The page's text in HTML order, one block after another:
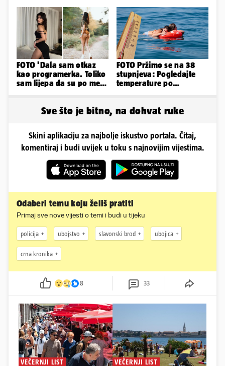
obline...
FOTO 'Dala sam otkaz
kao programerka. Toliko
sam lijepa da su po meni
FOTO Pržimo se na 38
stupnjeva: Pogledajte
temperature po
Sve što je bitno, na dohvat ruke
Skini aplikaciju za najbolje iskustvo portala. Čitaj,
komentiraj i budi uvijek u toku s najnovijim vijestima.
Odaberi temu koju želiš pratiti
Primaj sve nove vijesti o temi i budi u tijeku
policija ubojstvo slavonski brod ubojica
crna kronika
8 33